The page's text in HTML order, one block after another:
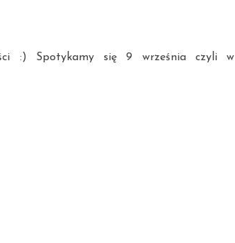
:) Spotykamy się 9 września czyli w